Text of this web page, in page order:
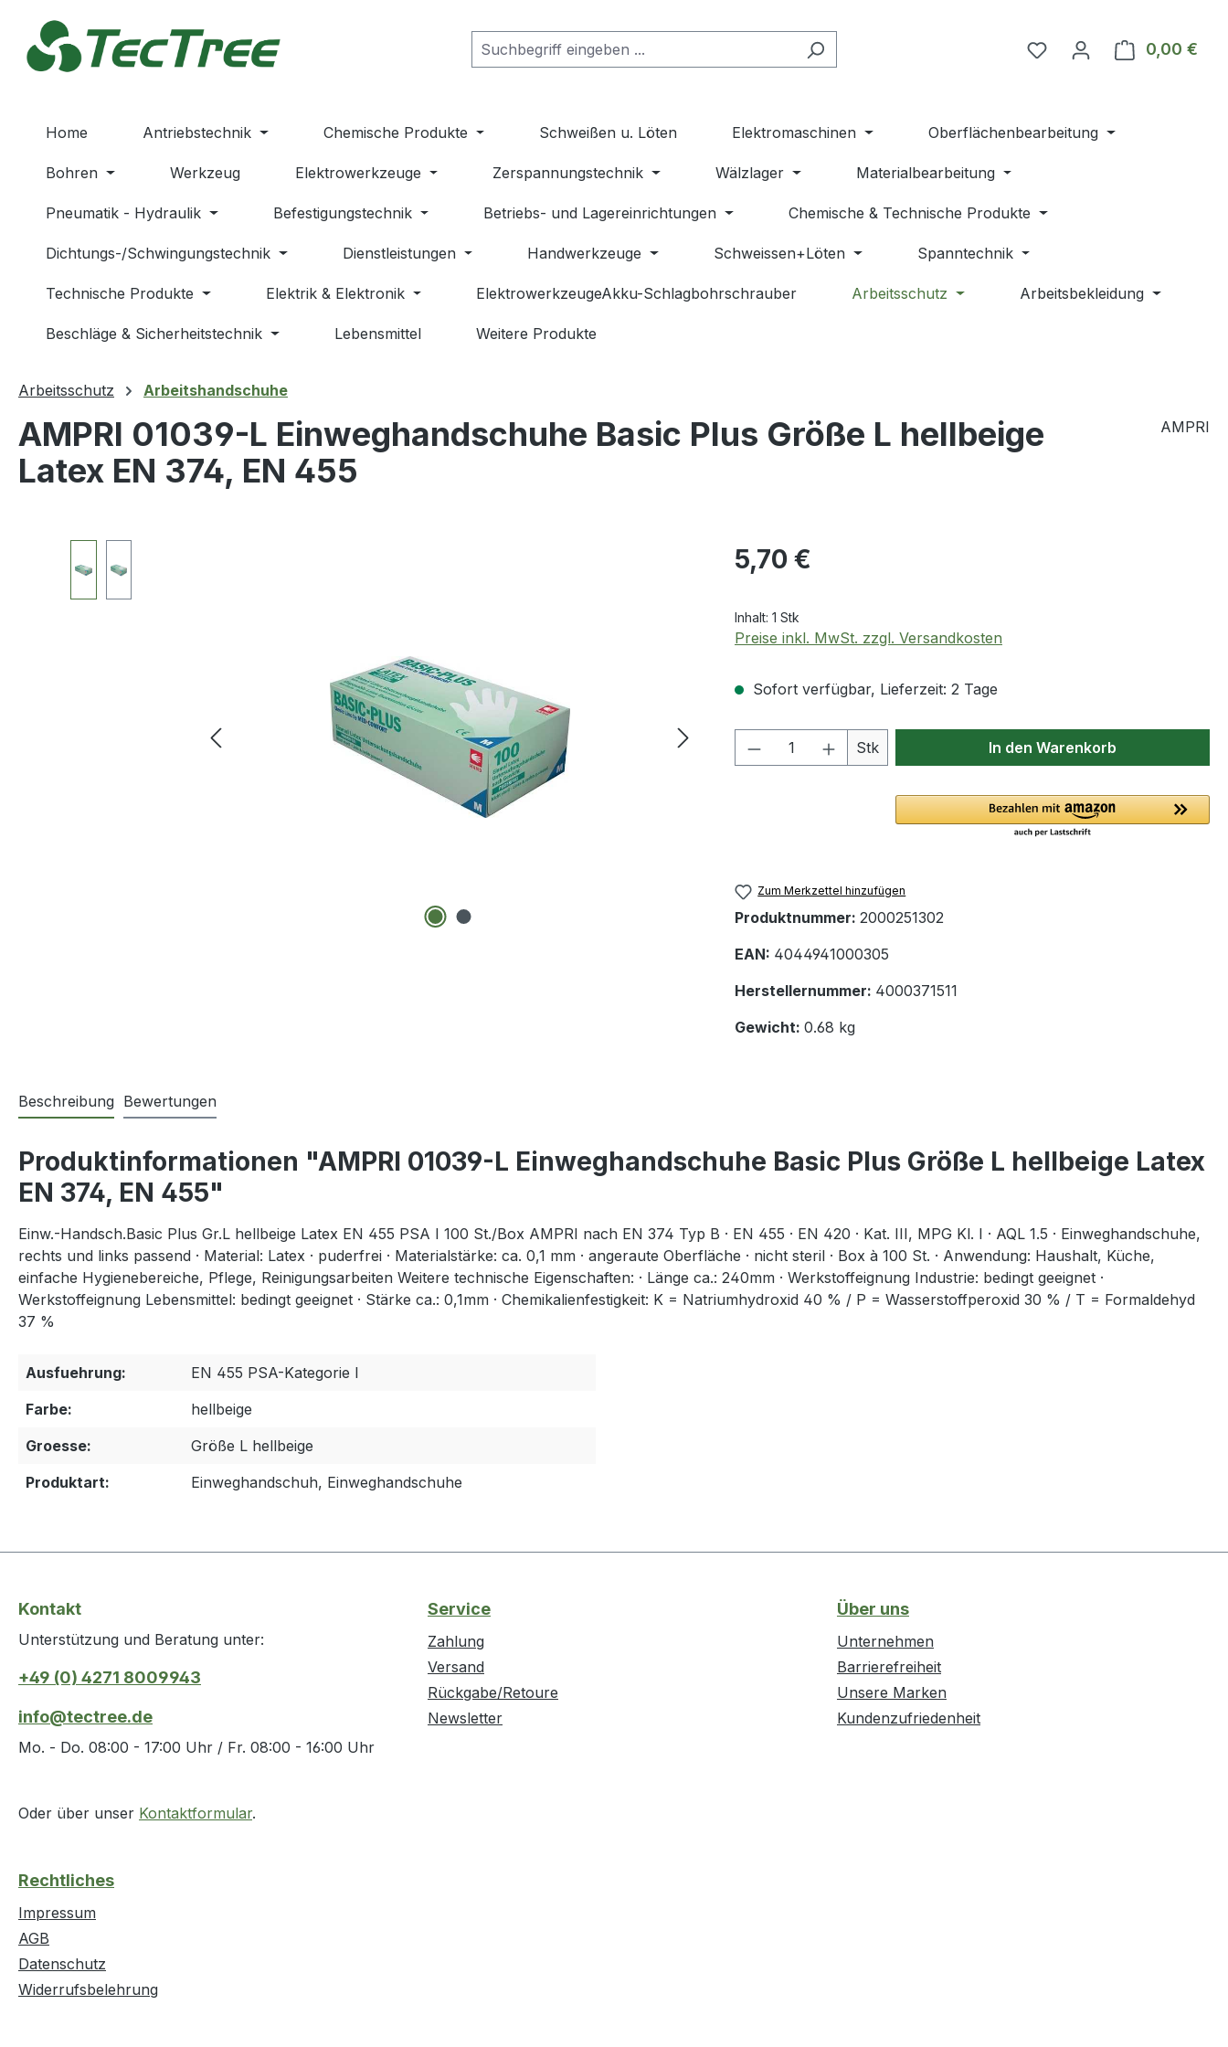
Hauptinhalt springen
Zur Suche springen
Zur Hauptnavigation springen
Du hast 0 Produkte auf
0,00 €
Home Antriebstechnik Chemische Produkte Schweißen u. Löten Elektromaschinen Oberflächenbearbeitung
Bohren Werkzeug Elektrowerkzeuge Zerspannungstechnik Wälzlager Materialbearbeitung
Pneumatik - Hydraulik Befestigungstechnik Betriebs- und Lagereinrichtungen Chemische & Technische Produkte
Dichtungs-/Schwingungstechnik Dienstleistungen Handwerkzeuge Schweissen+Löten Spanntechnik
Technische Produkte Elektrik & Elektronik ElektrowerkzeugeAkku-Schlagbohrschrauber Arbeitsschutz Arbeitsbekleidung
Beschläge & Sicherheitstechnik Lebensmittel Weitere Produkte
Arbeitsschutz Arbeitshandschuhe
AMPRI 01039-L Einweghandschuhe Basic Plus Größe L hellbeige
Latex EN 374, EN 455
AMPRI
Regulärer Preis:
5,70 €
Inhalt: 1 Stk
Preise inkl. MwSt. zzgl. Versandkosten
Sofort verfügbar, Lieferzeit: 2 Tage
Produkt Anzahl: Gib den gewünschten Wert
Stk In den Warenkorb
Zum Merkzettel hinzufügen
Produktnummer: 2000251302
EAN: 4044941000305
Herstellernummer: 4000371511
Gewicht: 0.68 kg
Beschreibung Bewertungen
Produktinformationen "AMPRI 01039-L Einweghandschuhe Basic Plus Größe L hellbeige Latex
EN 374, EN 455"
Einw.-Handsch.Basic Plus Gr.L hellbeige Latex EN 455 PSA I 100 St./Box AMPRI nach EN 374 Typ B · EN 455 · EN 420 · Kat. III, MPG Kl. I · AQL 1.5 · Einweghandschuhe,
rechts und links passend · Material: Latex · puderfrei · Materialstärke: ca. 0,1 mm · angeraute Oberfläche · nicht steril · Box à 100 St. · Anwendung: Haushalt, Küche,
einfache Hygienebereiche, Pflege, Reinigungsarbeiten Weitere technische Eigenschaften: · Länge ca.: 240mm · Werkstoffeignung Industrie: bedingt geeignet ·
Werkstoffeignung Lebensmittel: bedingt geeignet · Stärke ca.: 0,1mm · Chemikalienfestigkeit: K = Natriumhydroxid 40 % / P = Wasserstoffperoxid 30 % / T = Formaldehyd
37 %
Ausfuehrung:
EN 455 PSA-Kategorie I
Farbe:
hellbeige
Groesse:
Größe L hellbeige
Produktart:
Einweghandschuh, Einweghandschuhe
Kontakt
Unterstützung und Beratung unter:
+49 (0) 4271 8009943
info@tectree.de
Mo. - Do. 08:00 - 17:00 Uhr / Fr. 08:00 - 16:00 Uhr
Oder über unser Kontaktformular.
Service
Zahlung
Versand
Rückgabe/Retoure
Newsletter
Über uns
Unternehmen
Barrierefreiheit
Unsere Marken
Kundenzufriedenheit
Rechtliches
Impressum
AGB
Datenschutz
Widerrufsbelehrung